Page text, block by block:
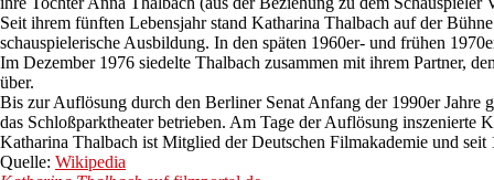
Seit ihrem fünften Lebensjahr stand Katharina Thalbach auf der
schauspielerische Ausbildung. In den späten 1960er- und frühen
Im Dezember 1976 siedelte Thalbach zusammen mit ihrem Partner,
über.
Bis zur Auflösung durch den Berliner Senat Anfang der 1990er Jahre
das Schloßparktheater betrieben. Am Tage der Auflösung inszenierte
Katharina Thalbach ist Mitglied der Deutschen Filmakademie und
Quelle: Wikipedia